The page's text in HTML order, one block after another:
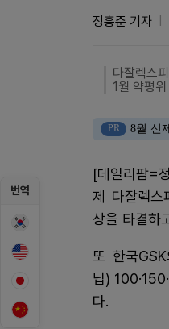
번역
정흥준 기자
다잘렉스
1월 약평
PR 8월 신
[데일리팜=
제 다잘렉스
상을 타결하
또 한국
닙)
다.